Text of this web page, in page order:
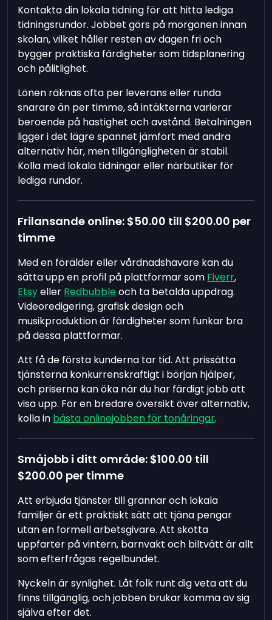
Kontakta din lokala tidning för att hitta lediga
tidningsrundor. Jobbet görs på morgonen innan
skolan, vilket håller resten av dagen fri och
bygger praktiska färdigheter som tidsplanering
och pålitlighet.
Lönen räknas ofta per leverans eller runda
snarare än per timme, så intäkterna varierar
beroende på hastighet och avstånd. Betalningen
ligger i det lägre spannet jämfört med andra
alternativ här, men tillgängligheten är stabil.
Kolla med lokala tidningar eller närbutiker för
lediga rundor.
Frilansande online: $50.00 till $200.00 per
timme
Med en förälder eller vårdnadshavare kan du
sätta upp en profil på plattformar som Fiverr,
Etsyeller Redbubble och ta betalda uppdrag.
Videoredigering, grafisk design och
musikproduktion är färdigheter som funkar bra
på dessa plattformar.
Att få de första kunderna tar tid. Att prissätta
tjänsterna konkurrenskraftigt i början hjälper,
och priserna kan öka när du har färdigt jobb att
visa upp. För en bredare översikt över alternativ,
kolla in bästa onlinejobben för tonåringar.
Småjobb i ditt område: $100.00 till
$200.00 per timme
Att erbjuda tjänster till grannar och lokala
familjer är ett praktiskt sätt att tjäna pengar
utan en formell arbetsgivare. Att skotta
uppfarter på vintern, barnvakt och biltvätt är allt
som efterfrågas regelbundet.
Nyckeln är synlighet. Låt folk runt dig veta att du
finns tillgänglig, och jobben brukar komma av sig
själva efter det.